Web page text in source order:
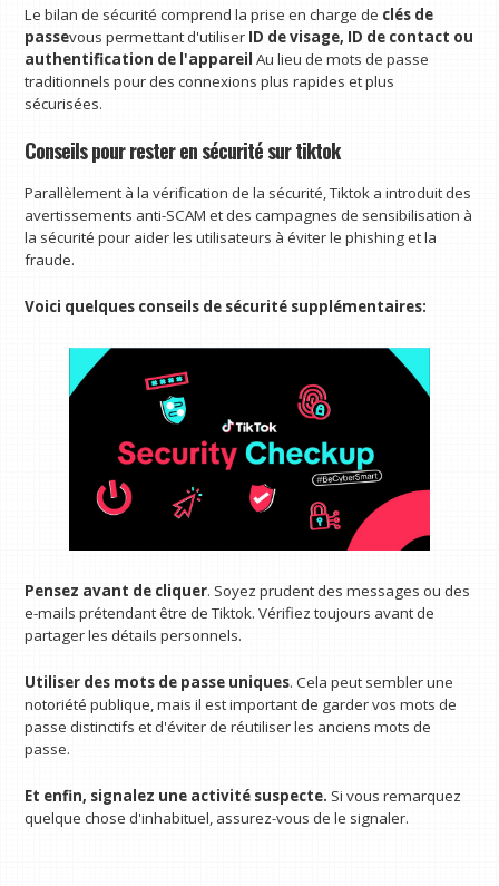
Le bilan de sécurité comprend la prise en charge de clés de
passevous permettant d'utiliser ID de visage, ID de contact ou
authentification de l'appareil Au lieu de mots de passe
traditionnels pour des connexions plus rapides et plus
sécurisées.
Conseils pour rester en sécurité sur tiktok
Parallèlement à la vérification de la sécurité, Tiktok a introduit des
avertissements anti-SCAM et des campagnes de sensibilisation à
la sécurité pour aider les utilisateurs à éviter le phishing et la
fraude.
Voici quelques conseils de sécurité supplémentaires:
Pensez avant de cliquer. Soyez prudent des messages ou des
e-mails prétendant être de Tiktok. Vérifiez toujours avant de
partager les détails personnels.
Utiliser des mots de passe uniques. Cela peut sembler une
notoriété publique, mais il est important de garder vos mots de
passe distinctifs et d'éviter de réutiliser les anciens mots de
passe.
Et enfin, signalez une activité suspecte.Si vous remarquez
quelque chose d'inhabituel, assurez-vous de le signaler.